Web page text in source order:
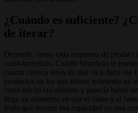
¿Cuándo es suficiente?
de iterar?
Depende, como toda respuesta de product
costo-beneficio. Cuánto beneficio te puede
cuánta certeza tenés de que va a darte
productos en los que estuve testeando un
costo inicial era altísimo y parecía haber
llega un momento en que el costo y el
tenés que invertir esa capacidad en otra